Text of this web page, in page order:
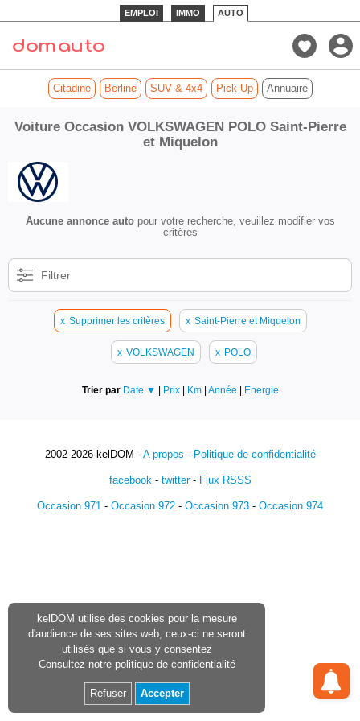
EMPLOI IMMO AUTO
Citadine Berline SUV & 4x4 Pick-Up Annuaire
Voiture Occasion VOLKSWAGEN POLO Saint-Pierre
et Miquelon
Aucune annonce autopour votre recherche, veuillez modifier vos
critères
Filtrer
x Supprimer les critères x Saint-Pierre et Miquelon
x VOLKSWAGEN x POLO
Trier par Date ▼ | Prix | Km | Année | Energie
2002-2026 kelDOM - A propos - Politique de confidentialité
facebook- twitter- Flux RSSS
Occasion 971 - Occasion 972 - Occasion 973 - Occasion 974
kelDOM utilise des cookies pour la mesure
d'audience de ses sites web, ceux-ci ne seront
utilisés que si vous y consentez
Consultez notre politique de confidentialité
Refuser Accepter